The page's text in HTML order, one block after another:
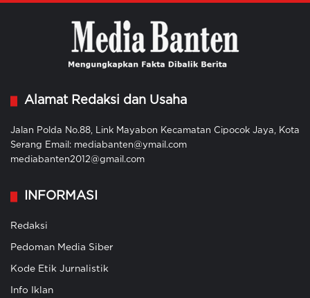
Alamat Redaksi dan Usaha
Jalan Polda No.88, Link Mayabon Kecamatan Cipocok Jaya, Kota
Serang Email: mediabanten@ymail.com
mediabanten2012@gmail.com
INFORMASI
Redaksi
Pedoman Media Siber
Kode Etik Jurnalistik
Info Iklan